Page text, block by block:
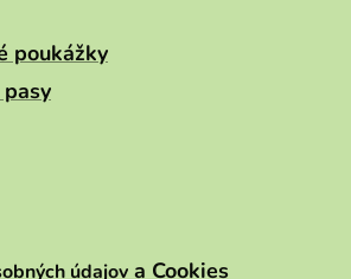
poukážky
údajov a Cookies